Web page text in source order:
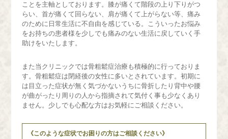
ことを主軸としております。膝が痛くて階段の上り下りがつ
らい、首が痛くて回らない、肩が痛くて上がらない等、痛み
のために日常生活に不自由を感じている。こういったお悩み
をお持ちの患者様を少しでも痛みのない生活に戻していく手
助けをいたします。
また当クリニックでは骨粗鬆症治療も積極的に行っておりま
す。骨粗鬆症は閉経後の女性に多いとされています。初期に
は目立った症状が無く気づかないうちに骨折したり背中や腰
が曲がったり周りの人から指摘されて気付く事も少なくあり
ません。少しでも心配な方はお気軽にご相談ください。
《このような症状でお困りの方はご相談ください》
WEB予約（来院歴なし）
TEL